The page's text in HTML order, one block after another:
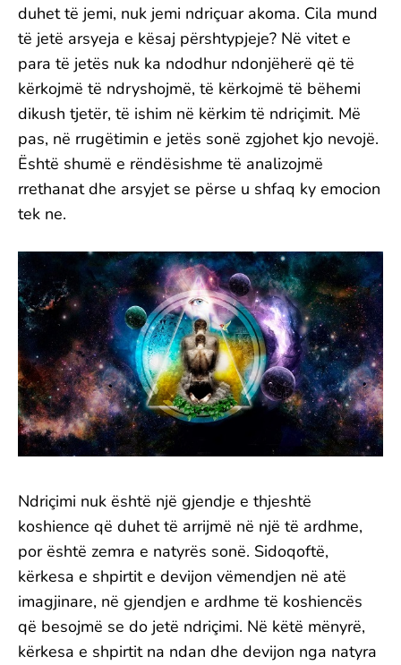
duhet të jemi, nuk jemi ndriçuar akoma. Cila mund
të jetë arsyeja e kësaj përshtypjeje? Në vitet e
para të jetës nuk ka ndodhur ndonjëherë që të
kërkojmë të ndryshojmë, të kërkojmë të bëhemi
dikush tjetër, të ishim në kërkim të ndriçimit. Më
pas, në rrugëtimin e jetës sonë zgjohet kjo nevojë.
Është shumë e rëndësishme të analizojmë
rrethanat dhe arsyjet se përse u shfaq ky emocion
tek ne.
Ndriçimi nuk është një gjendje e thjeshtë
koshience që duhet të arrijmë në një të ardhme,
por është zemra e natyrës sonë. Sidoqoftë,
kërkesa e shpirtit e devijon vëmendjen në atë
imagjinare, në gjendjen e ardhme të koshiencës
që besojmë se do jetë ndriçimi. Në këtë mënyrë,
kërkesa e shpirtit na ndan dhe devijon nga natyra